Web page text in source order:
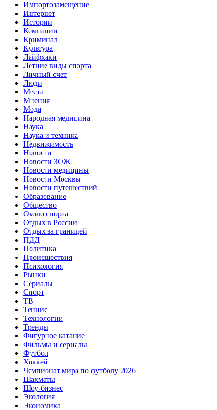
Импортозамещение
Интернет
Истории
Компании
Криминал
Культура
Лайфхаки
Летние виды спорта
Личный счет
Люди
Места
Мнения
Мода
Народная медицина
Наука
Наука и техника
Недвижимость
Новости
Новости ЗОЖ
Новости медицины
Новости Москвы
Новости путешествий
Образование
Общество
Около спорта
Отдых в России
Отдых за границей
ПДД
Политика
Происшествия
Психология
Рынки
Сериалы
Спорт
ТВ
Теннис
Технологии
Тренды
Фигурное катание
Фильмы и сериалы
Футбол
Хоккей
Чемпионат мира по футболу 2026
Шахматы
Шоу-бизнес
Экология
Экономика